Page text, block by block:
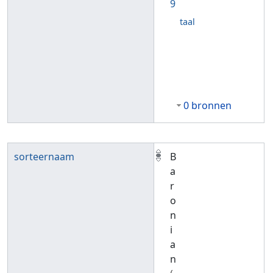
9
taal
0 bronnen
sorteernaam
B
a
r
o
n
i
a
n